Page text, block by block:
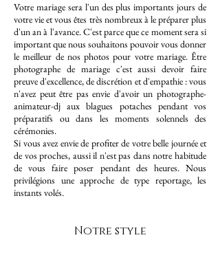
Votre mariage sera l'un des plus importants jours de
votre vie et vous êtes très nombreux à le préparer plus
d'un an à l'avance. C'est parce que ce moment sera si
important que nous souhaitons pouvoir vous donner
le meilleur de nos photos pour votre mariage. Être
photographe de mariage c'est aussi devoir faire
preuve d'excellence, de discrétion et d'empathie : vous
n'avez peut être pas envie d'avoir un photographe-
animateur-dj aux blagues potaches pendant vos
préparatifs ou dans les moments solennels des
cérémonies.
Si vous avez envie de profiter de votre belle journée et
de vos proches, aussi il n'est pas dans notre habitude
de vous faire poser pendant des heures. Nous
privilégions une approche de type reportage, les
instants volés.
Notre style